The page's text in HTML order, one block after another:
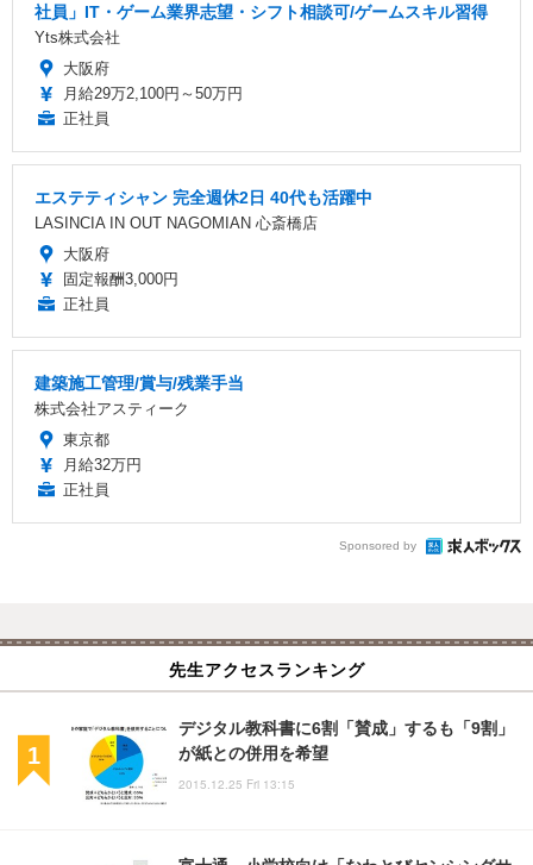
社員」IT・ゲーム業界志望・シフト相談可/ゲームスキル習得
Yts株式会社
大阪府
月給29万2,100円～50万円
正社員
エステティシャン 完全週休2日 40代も活躍中
LASINCIA IN OUT NAGOMIAN 心斎橋店
大阪府
固定報酬3,000円
正社員
建築施工管理/賞与/残業手当
株式会社アスティーク
東京都
月給32万円
正社員
Sponsored by
先生アクセスランキング
デジタル教科書に6割「賛成」するも「9割」
が紙との併用を希望
2015.12.25 Fri 13:15